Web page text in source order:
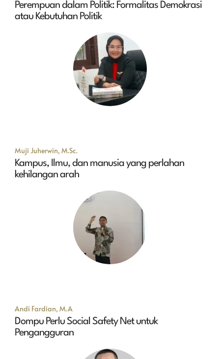
Perempuan dalam Politik: Formalitas Demokrasi
atau Kebutuhan Politik
Muji Juherwin, M.Sc.
Kampus, Ilmu, dan manusia yang perlahan
kehilangan arah
Andi Fardian, M.A
Dompu Perlu Social Safety Net untuk
Pengangguran